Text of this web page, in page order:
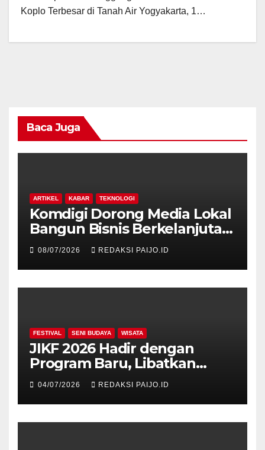
Koplo Terbesar di Tanah Air Yogyakarta, 1…
Baca Juga
ARTIKEL KABAR TEKNOLOGI
Komdigi Dorong Media Lokal
Bangun Bisnis Berkelanjutan
di Era Digital
08/07/2026 REDAKSI PAIJO.ID
FESTIVAL SENI BUDAYA WISATA
JIKF 2026 Hadir dengan
Program Baru, Libatkan
Delegasi dari 17 Negara dan
Ratusan Volunteer
04/07/2026 REDAKSI PAIJO.ID